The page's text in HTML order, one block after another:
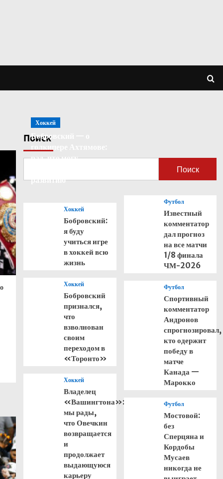
Поиск
Поиск
Хоккей
Бобровский — о
рад, что могу
развитию
Хоккей
Бобровский:
я буду
учиться игре
в хоккей всю
жизнь
Хоккей
Бобровский
признался,
что
взволнован
своим
переходом в
«Торонто»
Хоккей
Владелец
«Вашингтона»:
мы рады,
что Овечкин
возвращается
и
продолжает
выдающуюся
карьеру
Футбол
Известный
комментатор
дал прогноз
на все матчи
1/8 финала
ЧМ-2026
Футбол
Спортивный
комментатор
Андронов
спрогнозировал,
кто одержит
победу в
матче
Канада —
Марокко
Футбол
Мостовой:
без
Сперцяна и
Кордобы
Мусаев
никогда не